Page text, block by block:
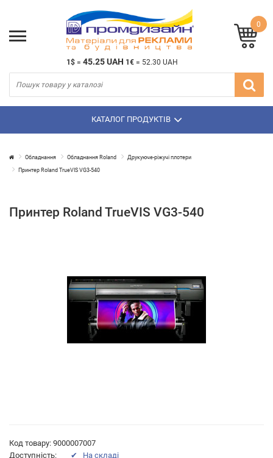
1$ = 45.25 UAH 1€ = 52.30 UAH
0
КАТАЛОГ ПРОДУКТІВ
Обладнання Обладнання Roland Друкуюче-ріжучі плотери
Принтер Roland TrueVIS VG3-540
Принтер Roland TrueVIS VG3-540
Код товару: 9000007007
Доступність:
✔ На складі